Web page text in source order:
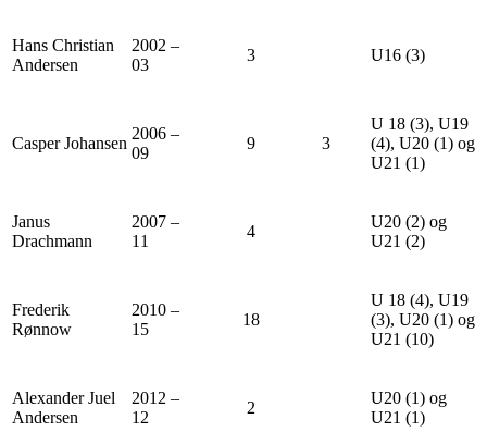
Hans Christian
Andersen
2002 –
03
3 U16 (3)
Casper Johansen
2006 –
09
9 3
U 18 (3), U19
(4), U20 (1) og
U21 (1)
Janus
Drachmann
2007 –
11
4
U20 (2) og
U21 (2)
Frederik
Rønnow
2010 –
15
18
U 18 (4), U19
(3), U20 (1) og
U21 (10)
Alexander Juel
Andersen
2012 –
12
2
U20 (1) og
U21 (1)